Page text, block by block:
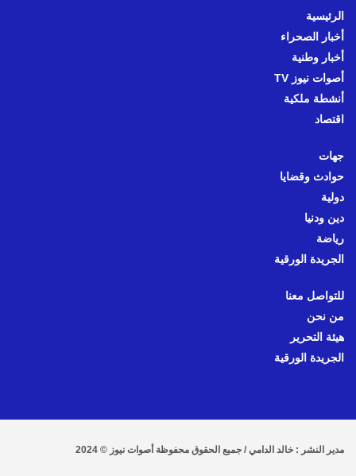
الرئيسية
أخبار الصحراء
أخبار وطنية
أصوات نيوز TV
أنشطة ملكية
اقتصاد
جهات
حوادث وقضايا
دولية
دين ودنيا
رياضة
الجريدة الورقية
للتواصل معنا
من نحن
هيئة التحرير
الجريدة الورقية
مدير النشر : خالد الدامي / جميع الحقوق محفوظة أصوات نيوز © 2024